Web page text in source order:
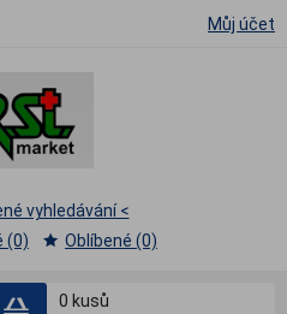
Můj účet
0 kusů
vyhledávání <
(0)
Oblíbené (0)